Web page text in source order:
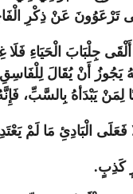
عَنْ ذِكْرِ
جِلْبَابَ الْحَيَاءِ فَلَا
يَجُوزُ أَنْ يُقَالَ
يَبْدَأهُ بِالسَّبِّ،
الْبَادِئِ مَا لَمْ
كَذِبٍ.